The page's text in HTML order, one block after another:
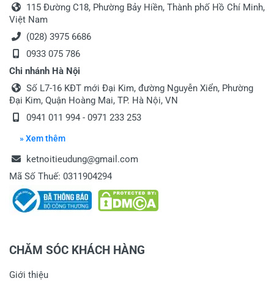
115 Đường C18, Phường Bảy Hiền, Thành phố Hồ Chí Minh,
Việt Nam
(028) 3975 6686
0933 075 786
Chi nhánh Hà Nội
Số L7-16 KĐT mới Đại Kim, đường Nguyễn Xiển, Phường
Đại Kim, Quận Hoàng Mai, TP. Hà Nội, VN
0941 011 994 - 0971 233 253
» Xem thêm
ketnoitieudung@gmail.com
Mã Số Thuế: 0311904294
CHĂM SÓC KHÁCH HÀNG
Giới thiệu